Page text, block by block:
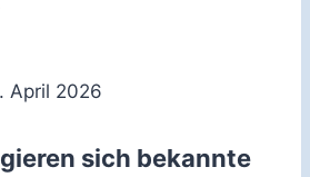
April 2026
sich bekannte